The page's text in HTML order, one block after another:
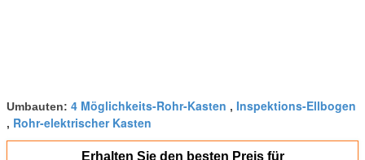
Umbauten: 4 Möglichkeits-Rohr-Kasten , Inspektions-Ellbogen
, Rohr-elektrischer Kasten
Erhalten Sie den besten Preis für